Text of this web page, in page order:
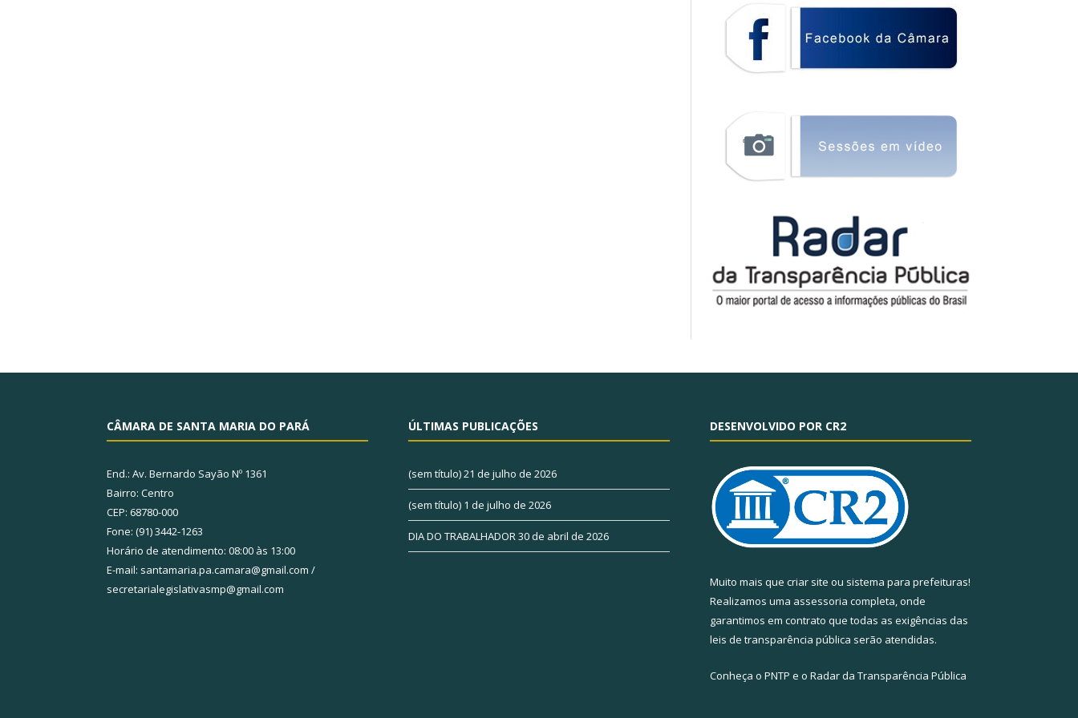
CÂMARA DE SANTA MARIA DO PARÁ
End.: Av. Bernardo Sayão Nº 1361
Bairro: Centro
CEP: 68780-000
Fone: (91) 3442-1263
Horário de atendimento: 08:00 às 13:00
E-mail: santamaria.pa.camara@gmail.com /
secretarialegislativasmp@gmail.com
ÚLTIMAS PUBLICAÇÕES
(sem título)21 de julho de 2026
(sem título) 1 de julho de 2026
DIA DO TRABALHADOR30 de abril de 2026
DESENVOLVIDO POR CR2
Muito mais que criar site ou sistema para prefeituras!
Realizamos uma assessoria completa, onde
garantimos em contrato que todas as exigências das
leis de transparência pública serão atendidas.
Conheça o PNTP e o Radar da Transparência Pública